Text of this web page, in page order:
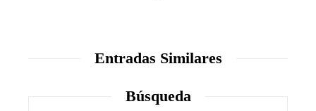
Entradas Similares
Búsqueda